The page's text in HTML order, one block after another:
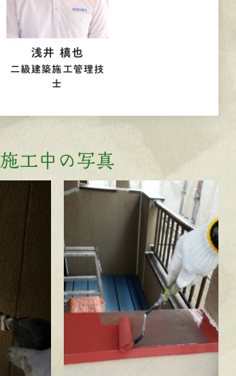
浅井 槙也
二級建築施工管理技
士
施工中の写真